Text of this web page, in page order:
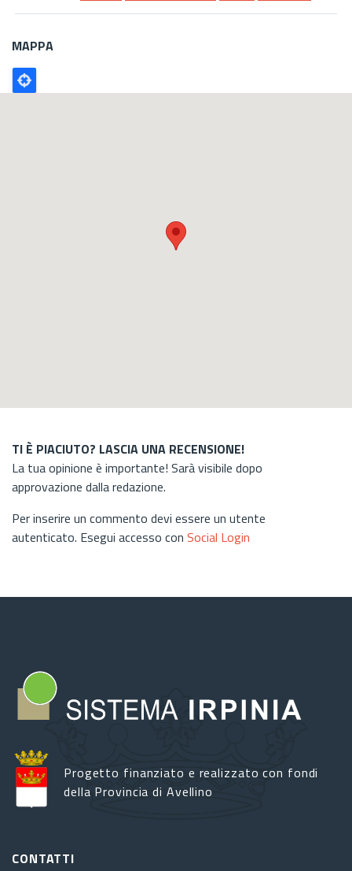
MAPPA
Poligono
GEO
TI È PIACIUTO? LASCIA UNA RECENSIONE!
La tua opinione è importante! Sarà visibile dopo
approvazione dalla redazione.
Per inserire un commento devi essere un utente
autenticato. Esegui accesso con Social Login
Progetto finanziato e realizzato con fondi
della Provincia di Avellino
CONTATTI